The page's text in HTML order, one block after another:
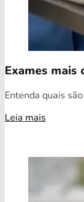
Exames mais
Entenda quais
Leia mais